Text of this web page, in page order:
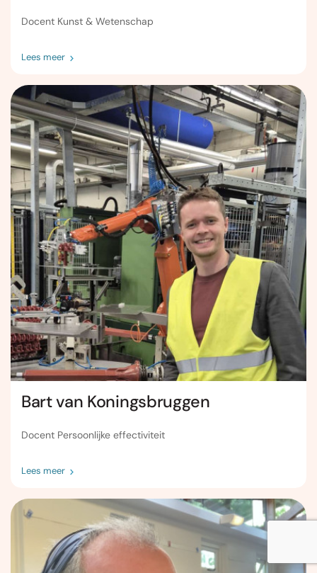
Docent Kunst & Wetenschap
Lees meer
Bart van Koningsbruggen
Docent Persoonlijke effectiviteit
Lees meer